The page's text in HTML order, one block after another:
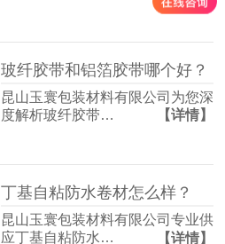
玻纤胶带和铝箔胶带哪个好？
昆山玉寰包装材料有限公司为您深
度解析玻纤胶带…
【详情】
丁基自粘防水卷材怎么样？
昆山玉寰包装材料有限公司专业供
应丁基自粘防水…
【详情】